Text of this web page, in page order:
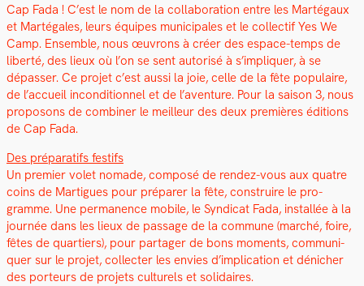
Cap Fada ! C’est le nom de la col­lab­o­ra­tion entre les Marté­gaux
et Marté­gales, leurs équipes munic­i­pales et le col­lec­tif Yes We
Camp. Ensem­ble, nous œuvrons à créer des espace-temps de
lib­erté, des lieux où l’on se sent autorisé à s’impliquer, à se
dépass­er. Ce pro­jet c’est aus­si la joie, celle de la fête pop­u­laire,
de l’accueil incon­di­tion­nel et de l’aven­ture. Pour la sai­son 3, nous
pro­posons de com­bin­er le meilleur des deux pre­mières édi­tions
de Cap Fada.
Des pré­parat­ifs fes­tifs
Un pre­mier volet nomade, com­posé de ren­dez-vous aux qua­tre
coins de Mar­tigues pour pré­par­er la fête, con­stru­ire le pro­
gramme. Une per­ma­nence mobile, le Syn­di­cat Fada, instal­lée à la
journée dans les lieux de pas­sage de la com­mune (marché, foire,
fêtes de quartiers), pour partager de bons moments, com­mu­ni­
quer sur le pro­jet, col­lecter les envies d’implication et dénich­er
des por­teurs de pro­jets cul­turels et sol­idaires.